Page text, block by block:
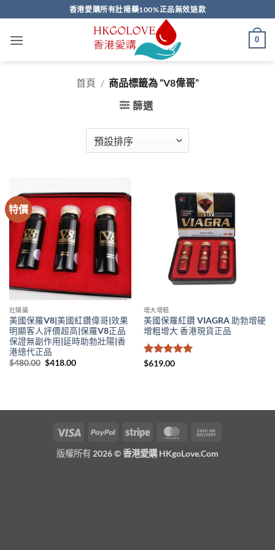
to
content
香港愛購所有壯陽藥100%正品無效退款
0
首頁 / 商品標籤為 “V8偉哥”
篩選
特價
壯陽藥
美國保羅V8|美國紅鑽偉哥|效果
明顯客人評價超高|保羅V8正品
保證無副作用|延時助勃壯陽|香
港總代正品
$480.00 Original
$418.00Current
增大增粗
美國保羅紅鑽 VIAGRA 助勃增硬
增粗增大 香港現貨正品
評分5滿
$619.00
Visa PayPal Stripe MasterCard
版權所有 2026 ©香港愛購 HKgoLove.Com